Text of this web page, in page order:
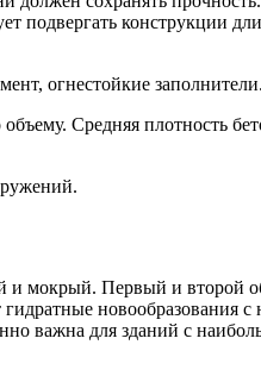
подвергать конструкции
огнестойкие заполнители.
Средняя плотность
и мокрый. Первый и второй
новообразования с
важна для зданий с